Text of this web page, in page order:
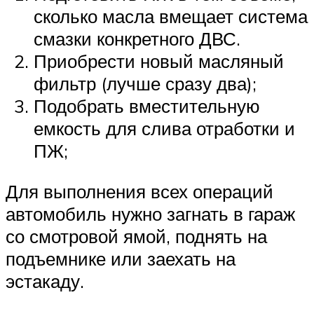
сколько масла вмещает система
смазки конкретного ДВС.
Приобрести новый масляный
фильтр (лучше сразу два);
Подобрать вместительную
емкость для слива отработки и
ПЖ;
Для выполнения всех операций
автомобиль нужно загнать в гараж
со смотровой ямой, поднять на
подъемнике или заехать на
эстакаду.